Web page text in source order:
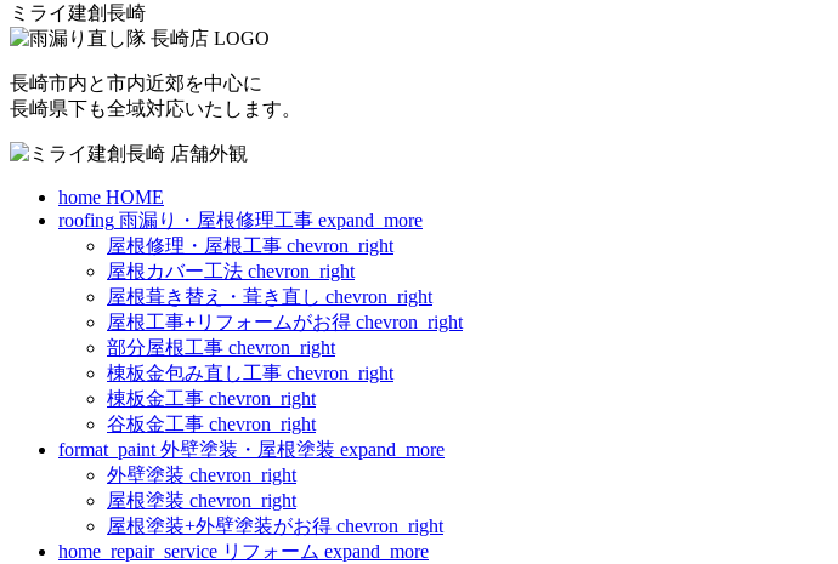
ミライ建創長崎
長崎市内と市内近郊を中心に
長崎県下も全域対応いたします。
home HOME
roofing 雨漏り・屋根修理工事 expand_more
屋根修理・屋根工事 chevron_right
屋根カバー工法 chevron_right
屋根葺き替え・葺き直し chevron_right
屋根工事+リフォームがお得 chevron_right
部分屋根工事 chevron_right
棟板金包み直し工事 chevron_right
棟板金工事 chevron_right
谷板金工事 chevron_right
format_paint 外壁塗装・屋根塗装 expand_more
外壁塗装 chevron_right
屋根塗装 chevron_right
屋根塗装+外壁塗装がお得 chevron_right
home_repair_service リフォーム expand_more